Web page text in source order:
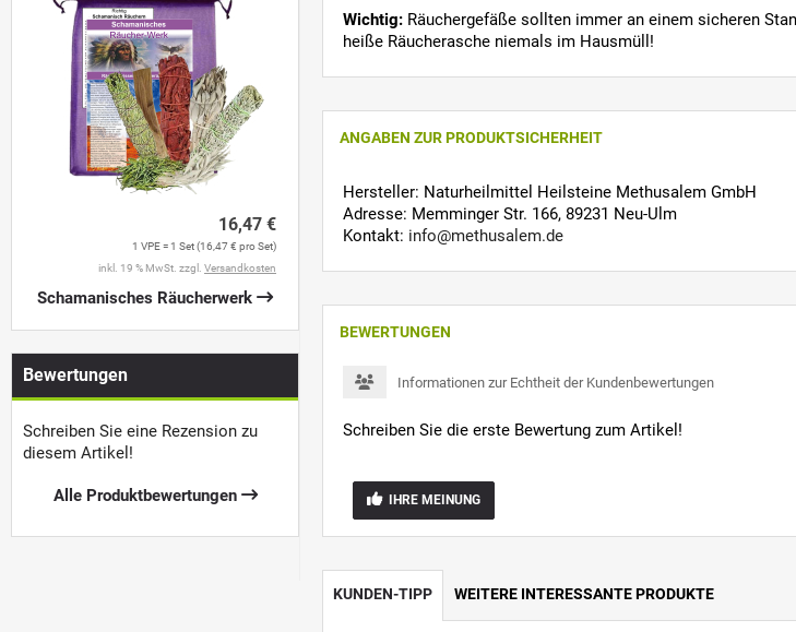
Wichtig: Räuchergefäße sollten immer an einem sicheren
heiße Räucherasche niemals im Hausmüll!
ANGABEN ZUR PRODUKTSICHERHEIT
Hersteller: Naturheilmittel Heilsteine Methusalem GmbH
Adresse: Memminger Str. 166, 89231 Neu-Ulm
Kontakt: info@methusalem.de
BEWERTUNGEN
Informationen zur Echtheit der Kundenbewertungen
Schreiben Sie die erste Bewertung zum Artikel!
IHRE MEINUNG
KUNDEN-TIPP WEITERE INTERESSANTE PRODUKTE
16,47 €
1 VPE = 1 Set (16,47 € pro Set)
inkl. 19 % MwSt. zzgl. Versandkosten
Schamanisches Räucherwerk
Bewertungen
Schreiben Sie eine Rezension zu
diesem Artikel!
Alle Produktbewertungen